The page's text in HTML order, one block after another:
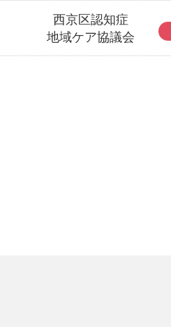
西京区認知症
地域ケア協議会